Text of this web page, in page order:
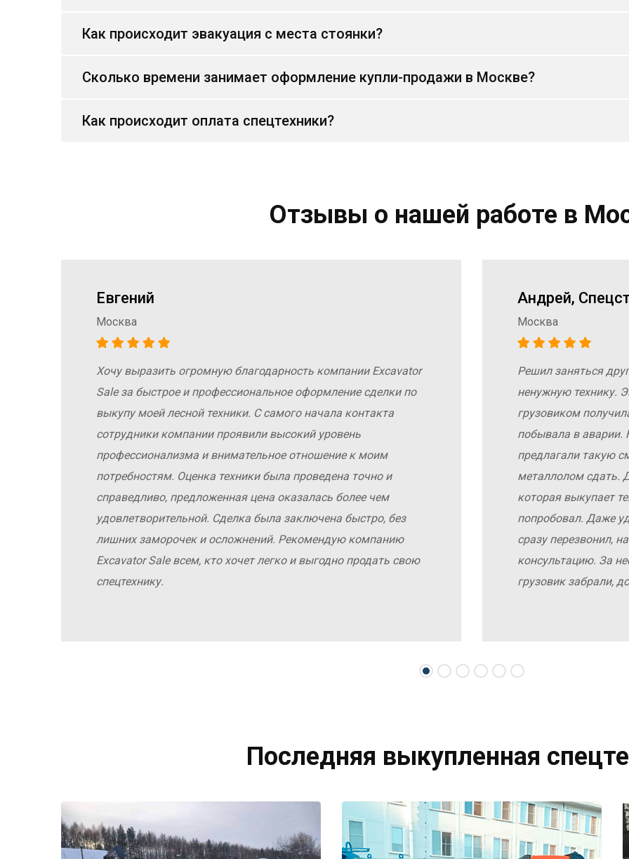
Как происходит эвакуация с места стоянки?
Сколько времени занимает оформление купли-продажи в Москве?
Как происходит оплата спецтехники?
Отзывы о нашей работе в
Евгений
Москва
Хочу выразить огромную благодарность компании Excavator
Sale за быстрое и профессиональное оформление сделки по
выкупу моей лесной техники. С самого начала контакта
сотрудники компании проявили высокий уровень
профессионализма и внимательное отношение к моим
потребностям. Оценка техники была проведена точно и
справедливо, предложенная цена оказалась более чем
удовлетворительной. Сделка была заключена быстро, без
лишних заморочек и осложнений. Рекомендую компанию
Excavator Sale всем, кто хочет легко и выгодно продать свою
спецтехнику.
Андрей,
Москва
Решил заняться
ненужную технику.
грузовиком
побывала в аварии.
предлагали такую
металлолом сдать.
которая выкупает
попробовал. Даже
сразу перезвонил,
консультацию. За
грузовик забрали,
Последняя выкупленная